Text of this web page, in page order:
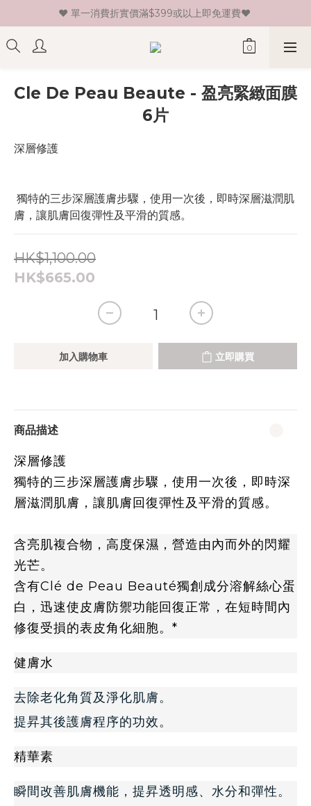
♥ 新會員登記即送HK$30 現金卷♥
♥ 單一消費折實價滿$399或以上即免運費♥
♥ 新會員登記即送HK$30 現金卷♥
Cle De Peau Beaute - 盈亮緊緻面膜
6片
深層修護
膚，讓肌膚回復彈性及平滑的質感。
HK$1,100.00
HK$665.00
加入購物車 立即購買
商品描述
深層修護
獨特的三步深層護膚步驟，使用一次後，即時深
層滋潤肌膚，讓肌膚回復彈性及平滑的質感。
含亮肌複合物，高度保濕，營造由內而外的閃耀
光芒。
含有Clé de Peau Beauté獨創成分溶解絲心蛋
白，迅速使皮膚防禦功能回復正常，在短時間內
修復受損的表皮角化細胞。*
健膚水
去除老化角質及淨化肌膚。
提昇其後護膚程序的功效。
精華素
瞬間改善肌膚機能，提昇透明感、水分和彈性。